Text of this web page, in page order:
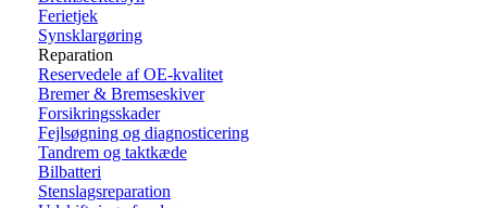
Ferietjek
Synsklargøring
Reparation
Reservedele af OE-kvalitet
Bremer & Bremseskiver
Forsikringsskader
Fejlsøgning og diagnosticering
Tandrem og taktkæde
Bilbatteri
Stenslagsreparation